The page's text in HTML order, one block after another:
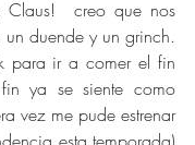
Claus!  creo que nos
duende y un grinch.
para ir a comer el fin
ya se siente como
vez me pude estrenar